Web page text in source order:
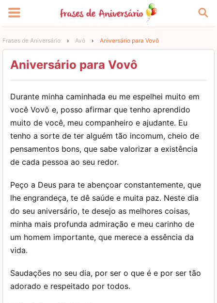
Frases de Aniversário › Avô › Aniversário para Vovô
Aniversário para Vovô
Durante minha caminhada eu me espelhei muito em
você Vovô e, posso afirmar que tenho aprendido
muito de você, meu companheiro e ajudante. Eu
tenho a sorte de ter alguém tão incomum, cheio de
pensamentos bons, que sabe valorizar a existência
de cada pessoa ao seu redor.
Peço a Deus para te abençoar constantemente, que
lhe engrandeça, te dê saúde e muita paz. Neste dia
do seu aniversário, te desejo as melhores coisas,
minha mais profunda admiração e meu carinho de
um homem importante, que merece a essência da
vida.
Saudações no seu dia, por ser o que é e por ser tão
adorado e respeitado por todos.